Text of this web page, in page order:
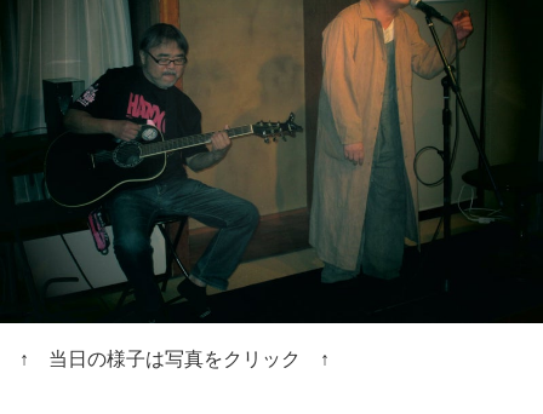
↑ 当日の様子は写真をクリック ↑